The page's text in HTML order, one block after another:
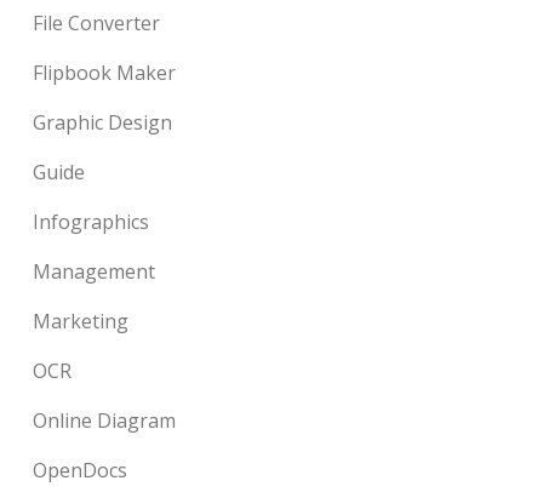
File Converter
Flipbook Maker
Graphic Design
Guide
Infographics
Management
Marketing
OCR
Online Diagram
OpenDocs